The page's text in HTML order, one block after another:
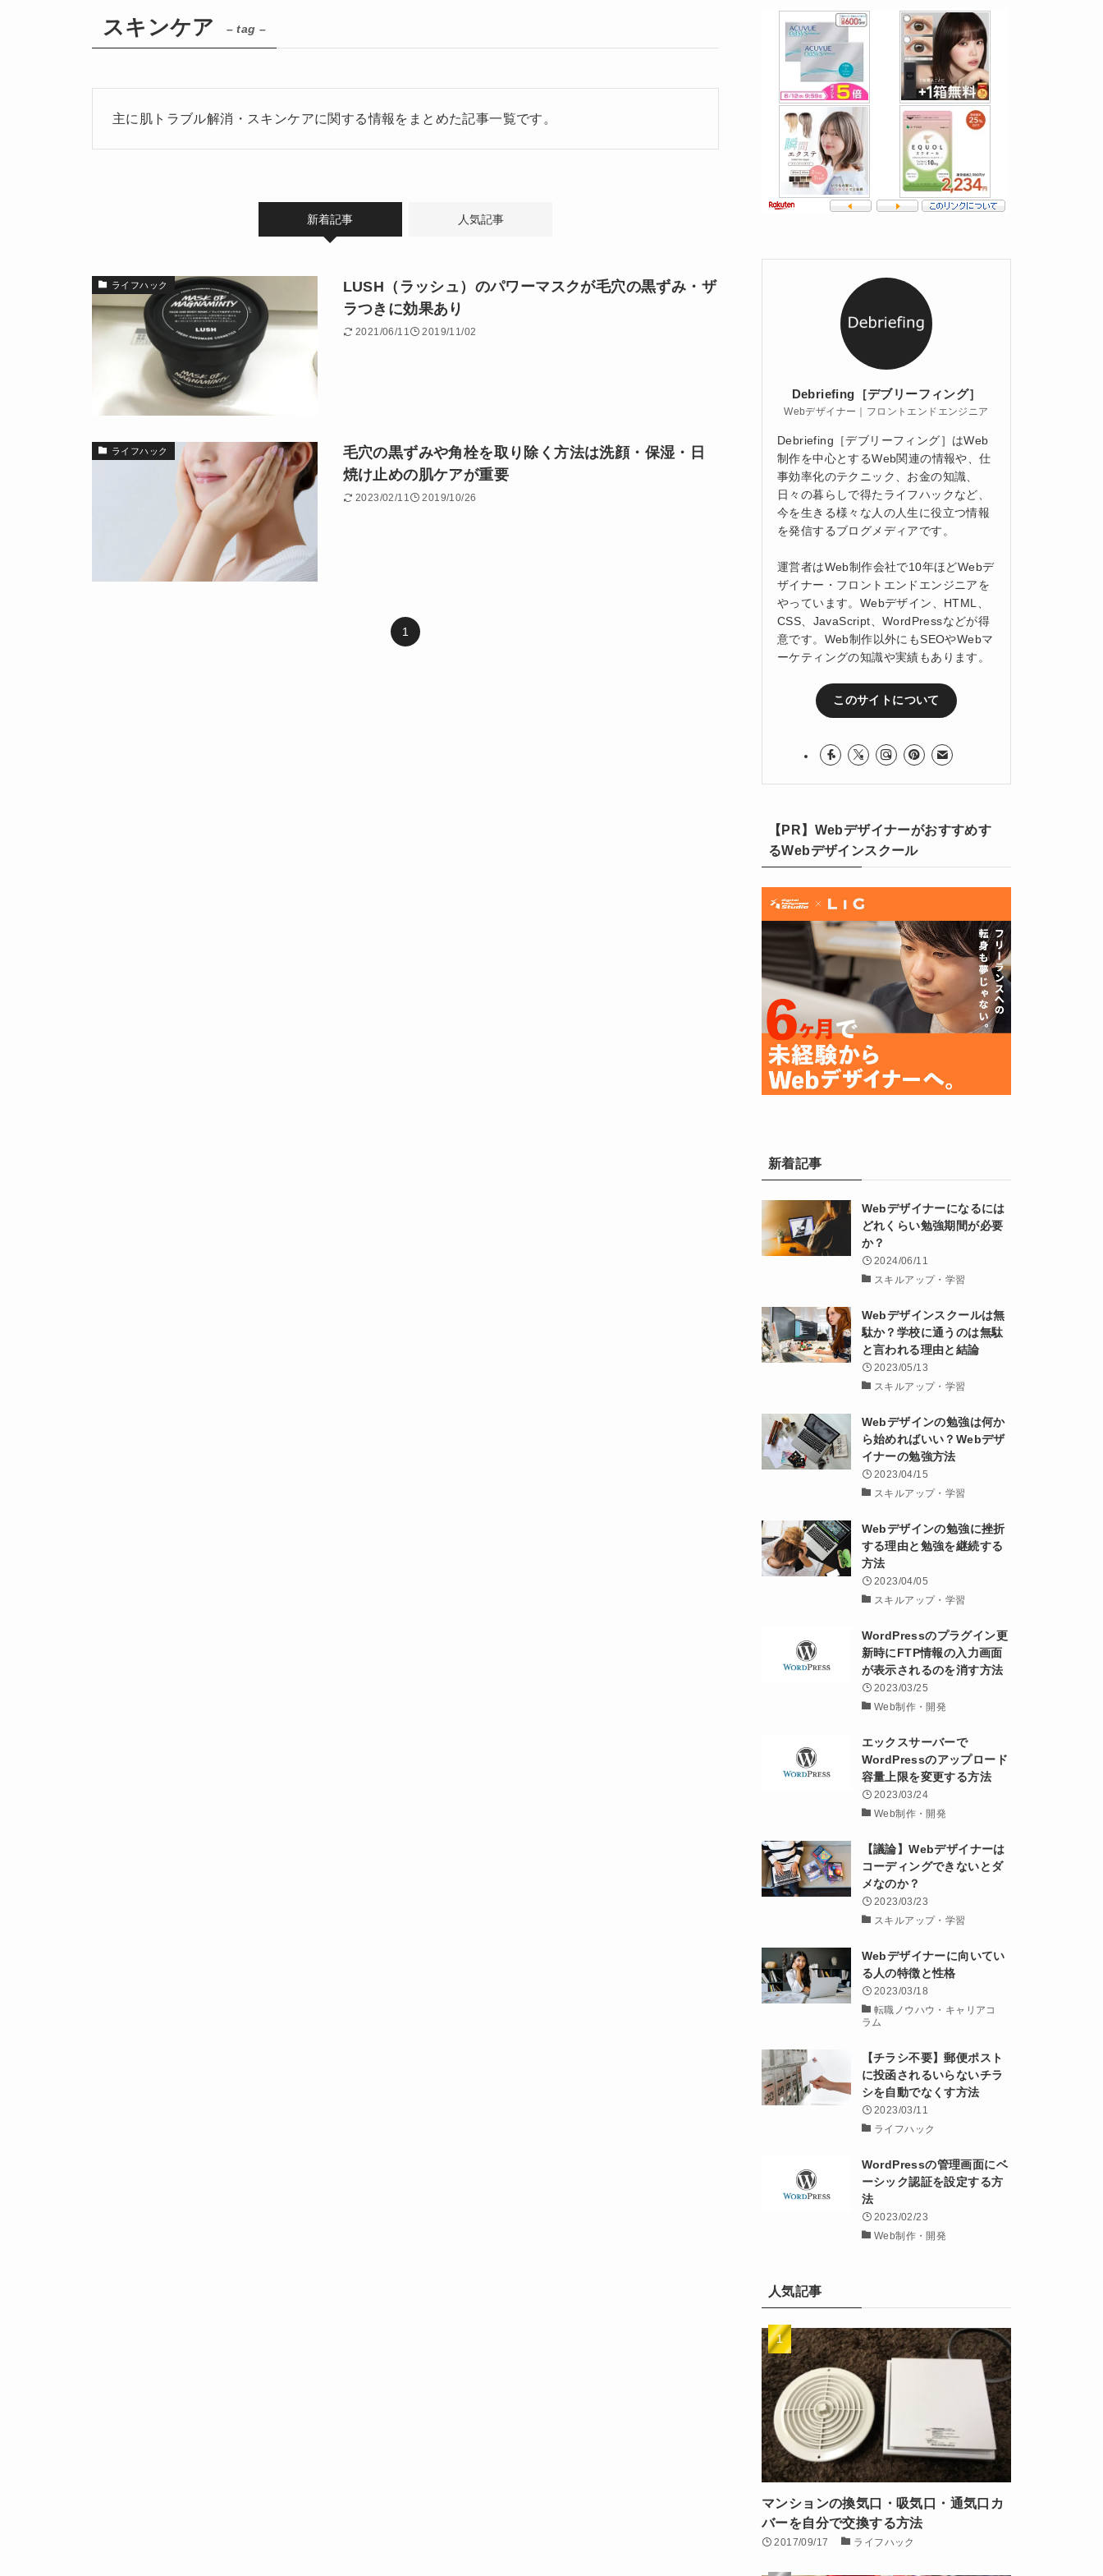
スキンケア – tag –
主に肌トラブル解消・スキンケアに関する情報をまとめた記事一覧です。
新着記事 人気記事
ライフハック
LUSH（ラッシュ）のパワーマスクが毛穴の黒ずみ・ザ
ラつきに効果あり
2021/06/11 2019/11/02
ライフハック
毛穴の黒ずみや角栓を取り除く方法は洗顔・保湿・日
焼け止めの肌ケアが重要
2023/02/11 2019/10/26
1
Debriefing［デブリーフィング］
Webデザイナー｜フロントエンドエンジニア
Debriefing［デブリーフィング］はWeb
制作を中心とするWeb関連の情報や、仕
事効率化のテクニック、お金の知識、
日々の暮らしで得たライフハックなど、
今を生きる様々な人の人生に役立つ情報
を発信するブログメディアです。
運営者はWeb制作会社で10年ほどWebデ
ザイナー・フロントエンドエンジニアを
やっています。Webデザイン、HTML、
CSS、JavaScript、WordPressなどが得
意です。Web制作以外にもSEOやWebマ
ーケティングの知識や実績もあります。
このサイトについて
【PR】Webデザイナーがおすすめす
るWebデザインスクール
新着記事
Webデザイナーになるには
どれくらい勉強期間が必要
か？
2024/06/11
スキルアップ・学習
Webデザインスクールは無
駄か？学校に通うのは無駄
と言われる理由と結論
2023/05/13
スキルアップ・学習
Webデザインの勉強は何か
ら始めればいい？Webデザ
イナーの勉強方法
2023/04/15
スキルアップ・学習
Webデザインの勉強に挫折
する理由と勉強を継続する
方法
2023/04/05
スキルアップ・学習
WordPressのプラグイン更
新時にFTP情報の入力画面
が表示されるのを消す方法
2023/03/25
Web制作・開発
エックスサーバーで
WordPressのアップロード
容量上限を変更する方法
2023/03/24
Web制作・開発
【議論】Webデザイナーは
コーディングできないとダ
メなのか？
2023/03/23
スキルアップ・学習
Webデザイナーに向いてい
る人の特徴と性格
2023/03/18
転職ノウハウ・キャリアコ
ラム
【チラシ不要】郵便ポスト
に投函されるいらないチラ
シを自動でなくす方法
2023/03/11
ライフハック
WordPressの管理画面にベ
ーシック認証を設定する方
法
2023/02/23
Web制作・開発
人気記事
マンションの換気口・吸気口・通気口カ
バーを自分で交換する方法
2017/09/17 ライフハック